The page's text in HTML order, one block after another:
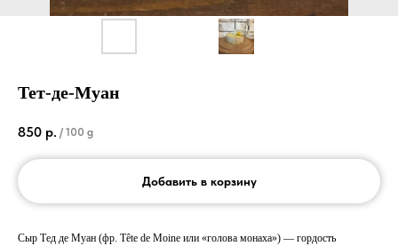
Тет-де-Муан
850 р. / 100 g
Добавить в корзину
Сыр Тед де Муан (фр. Tête de Moine или «голова монаха») — гордость